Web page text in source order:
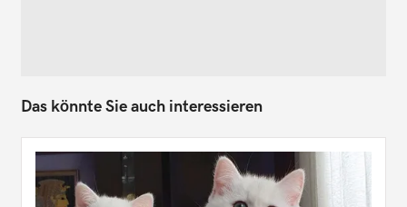
Das könnte Sie auch interessieren